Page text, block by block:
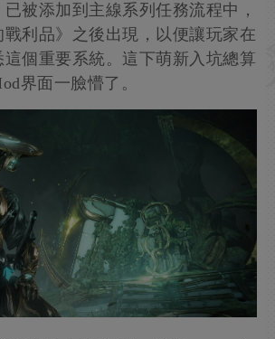
被添加到主線系列任務流程中，
利品》之後出現，以便讓玩家在
個重要系統。這下萌新入坑總算
界面一臉懵了。